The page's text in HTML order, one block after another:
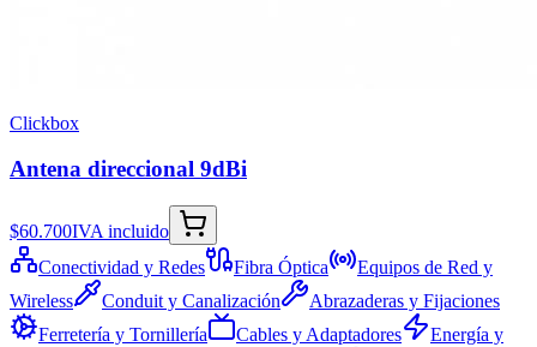
Clickbox
Antena direccional 9dBi
$60.700IVA incluido
Conectividad y Redes
Fibra Óptica
Equipos de Red y
Wireless
Conduit y Canalización
Abrazaderas y Fijaciones
Ferretería y Tornillería
Cables y Adaptadores
Energía y